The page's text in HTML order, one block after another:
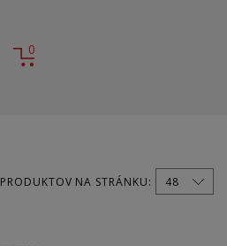
0
PRODUKTOV NA STRÁNKU: